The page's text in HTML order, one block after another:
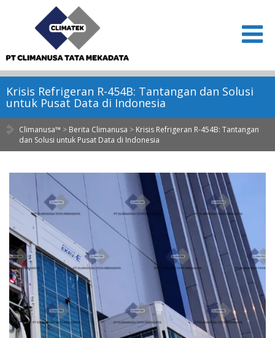
Krisis Refrigeran R-454B: Tantangan dan Solusi
untuk Pusat Data di Indonesia
Climanusa™ > Berita Climanusa > Krisis Refrigeran R-454B: Tantangan
dan Solusi untuk Pusat Data di Indonesia